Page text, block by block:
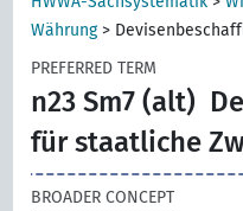
Währung>
PREFERRED TERM
n23 Sm7 (alt)
für staatliche
BROADER CONCEPT